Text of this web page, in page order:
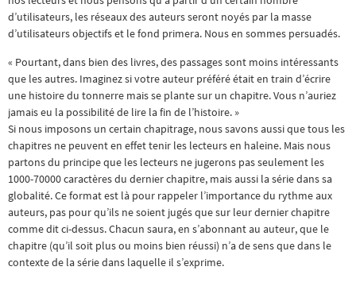
d’utilisateurs, les réseaux des auteurs seront noyés par la masse
d’utilisateurs objectifs et le fond primera. Nous en sommes persuadés.
« Pourtant, dans bien des livres, des passages sont moins intéressants
que les autres. Imaginez si votre auteur préféré était en train d’écrire
une histoire du tonnerre mais se plante sur un chapitre. Vous n’auriez
jamais eu la possibilité de lire la fin de l’histoire. »
Si nous imposons un certain chapitrage, nous savons aussi que tous les
chapitres ne peuvent en effet tenir les lecteurs en haleine. Mais nous
partons du principe que les lecteurs ne jugerons pas seulement les
1000-70000 caractères du dernier chapitre, mais aussi la série dans sa
globalité. Ce format est là pour rappeler l’importance du rythme aux
auteurs, pas pour qu’ils ne soient jugés que sur leur dernier chapitre
comme dit ci-dessus. Chacun saura, en s’abonnant au auteur, que le
chapitre (qu’il soit plus ou moins bien réussi) n’a de sens que dans le
contexte de la série dans laquelle il s’exprime.